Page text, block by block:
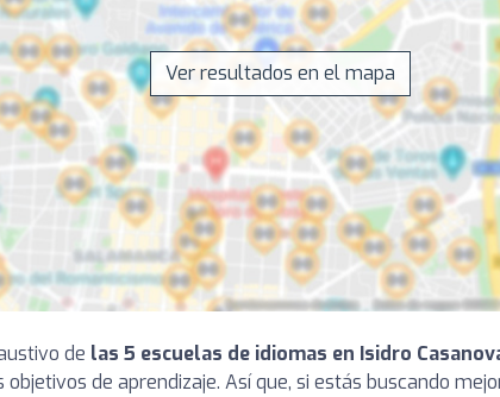
Ver resultados en el mapa
de las 5 escuelas de idiomas en Isidro
de aprendizaje. Así que, si estás buscando